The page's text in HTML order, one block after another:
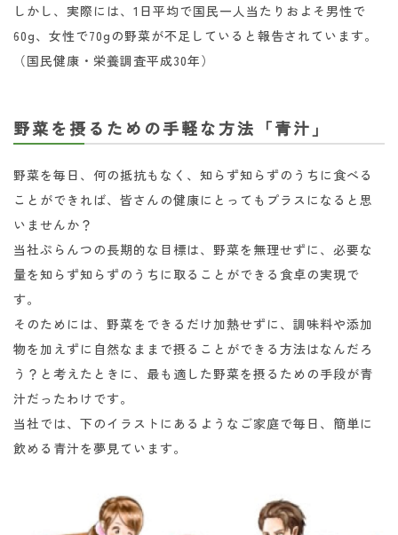
しかし、実際には、1日平均で国民一人当たりおよそ男性で
60g、女性で70gの野菜が不足していると報告されています。
（国民健康・栄養調査平成30年）
野菜を摂るための手軽な方法「青汁」
野菜を毎日、何の抵抗もなく、知らず知らずのうちに食べる
ことができれば、皆さんの健康にとってもプラスになると思
いませんか？
当社ぷらんつの長期的な目標は、野菜を無理せずに、必要な
量を知らず知らずのうちに取ることができる食卓の実現で
す。
そのためには、野菜をできるだけ加熱せずに、調味料や添加
物を加えずに自然なままで摂ることができる方法はなんだろ
う？と考えたときに、最も適した野菜を摂るための手段が青
汁だったわけです。
当社では、下のイラストにあるようなご家庭で毎日、簡単に
飲める青汁を夢見ています。